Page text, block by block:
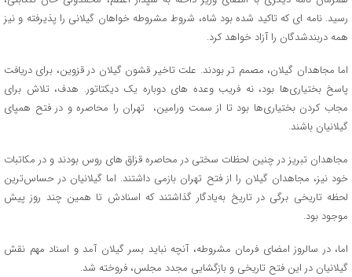
رسید. نامه ای که تاکید شده بود شاه، شروط مشروطه خواهان گیلانی را پذیرفته و نیز
همه دربندشدگان را آزاد خواهد کرد.
اما مجاهدان گیلان، مصمم تر بودند. علت تاخیر قشون گیلان در قزوین، برای دریافت
پاسخ بختیاری‌ها بود، نه فریب وعده های دوباره یک دیکتاتور. هدف، تلاش برای
مجاب کردن بختیاری‌ها بود تا از سمت ورامین، تهران را محاصره و در فتح همپای
گیلانیان باشند.
مجاهدان تبریز در چنین لحظات سختی در محاصره قزاق های روس بودند و در مکاتبات
خود نیز، مجاهدان گیلان را از فتح تهران بازمی داشتند. اما گیلانیان در حساس‌ترین
لحظه تاریخی برگی در تاریخ به‌یادگار گذاشتند که اسنادش تا همین چند روز پیش
موجود بود.
اما، در سالروز امضای فرمان مشروطه، آنچه نباید بسر گیلان آمد و اسناد مهم نقش
گیلانیان در این فتح تاریخی و بازگشایی مجدد مجلس، فروخته شد.